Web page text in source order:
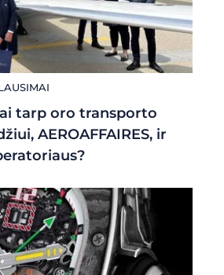
tarp oro transporto
AEROAFFAIRES, ir